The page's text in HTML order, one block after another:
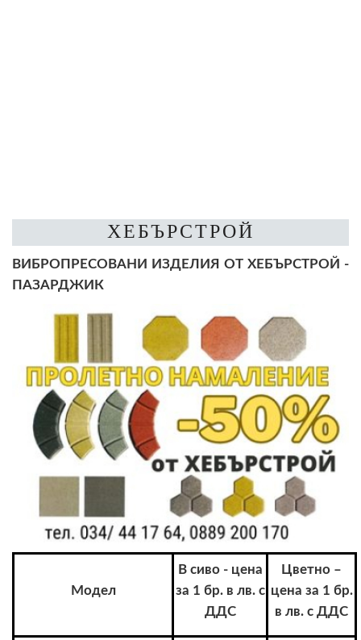
ХЕБЪРСТРОЙ
ВИБРОПРЕСОВАНИ ИЗДЕЛИЯ ОТ ХЕБЪРСТРОЙ -
ПАЗАРДЖИК
Модел
В сиво - цена
за 1 бр. в лв. с
ДДС
Цветно –
цена за 1 бр.
в лв. с ДДС